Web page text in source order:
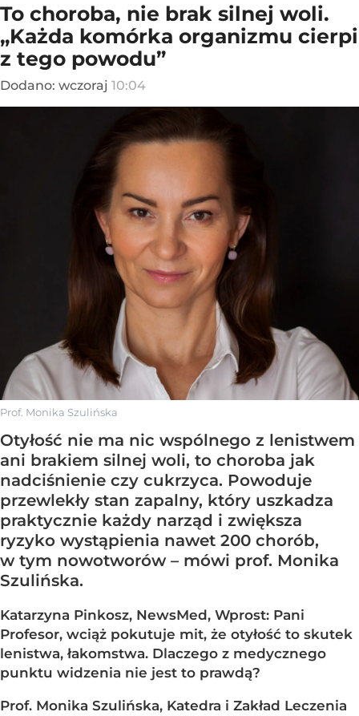
To choroba, nie brak silnej woli.
„Każda komórka organizmu cierpi
z tego powodu”
Dodano: wczoraj 10:04
Prof. Monika Szulińska
Otyłość nie ma nic wspólnego z lenistwem
ani brakiem silnej woli, to choroba jak
nadciśnienie czy cukrzyca. Powoduje
przewlekły stan zapalny, który uszkadza
praktycznie każdy narząd i zwiększa
ryzyko wystąpienia nawet 200 chorób,
w tym nowotworów – mówi prof. Monika
Szulińska.
Katarzyna Pinkosz, NewsMed, Wprost: Pani
Profesor, wciąż pokutuje mit, że otyłość to skutek
lenistwa, łakomstwa. Dlaczego z medycznego
punktu widzenia nie jest to prawdą?
Prof. Monika Szulińska, Katedra i Zakład Leczenia